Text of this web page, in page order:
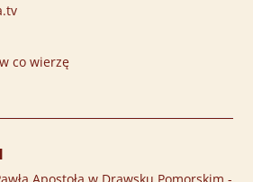
co wierzę
Apostoła w Drawsku Pomorskim -